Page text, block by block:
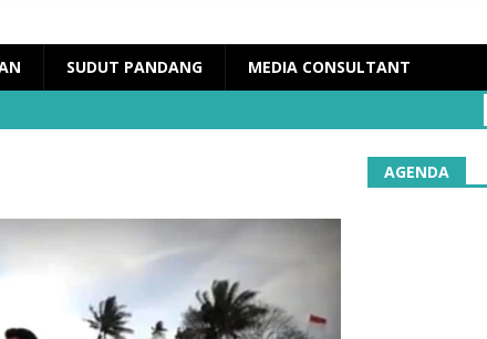
SUDUT PANDANG MEDIA CONSULTANT
AGENDA